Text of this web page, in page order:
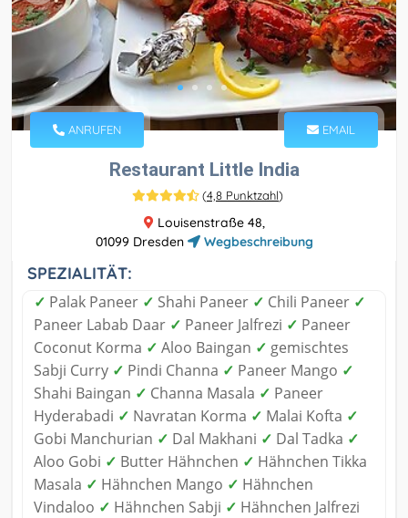
ANRUFEN EMAIL
Restaurant Little India
(4,8 Punktzahl)
Louisenstraße 48,
01099 Dresden
Wegbeschreibung
SPEZIALITÄT:
✓ Palak Paneer ✓ Shahi Paneer ✓ Chili Paneer ✓
Paneer Labab Daar ✓ Paneer Jalfrezi ✓ Paneer
Coconut Korma ✓ Aloo Baingan ✓ gemischtes
Sabji Curry ✓ Pindi Channa ✓ Paneer Mango ✓
Shahi Baingan ✓ Channa Masala ✓ Paneer
Hyderabadi ✓ Navratan Korma ✓ Malai Kofta ✓
Gobi Manchurian ✓ Dal Makhani ✓ Dal Tadka ✓
Aloo Gobi ✓ Butter Hähnchen ✓ Hähnchen Tikka
Masala ✓ Hähnchen Mango ✓ Hähnchen
Vindaloo ✓ Hähnchen Sabji ✓ Hähnchen Jalfrezi